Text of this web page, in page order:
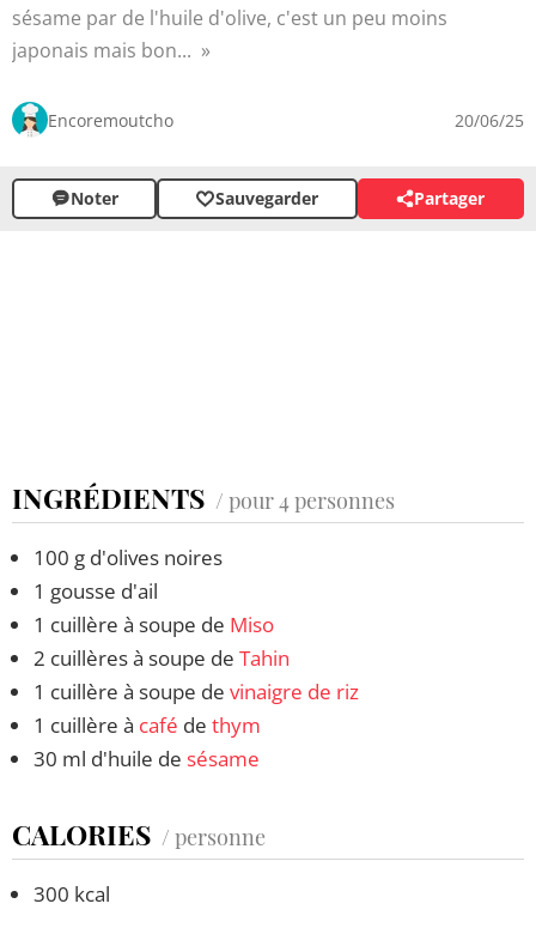
sésame par de l'huile d'olive, c'est un peu moins
japonais mais bon...
Encoremoutcho 20/06/25
Noter Sauvegarder Partager
INGRÉDIENTS / pour 4 personnes
100 g d'olives noires
1 gousse d'ail
1 cuillère à soupe de Miso
2 cuillères à soupe de Tahin
1 cuillère à soupe de vinaigre de riz
1 cuillère à café de thym
30 ml d'huile de sésame
CALORIES / personne
300 kcal